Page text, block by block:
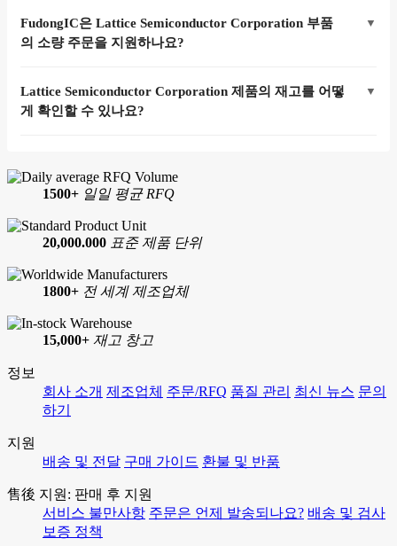
FudongIC은 Lattice Semiconductor Corporation 부품
의 소량 주문을 지원하나요?
▼
Lattice Semiconductor Corporation 제품의 재고를 어떻
게 확인할 수 있나요?
▼
1500+ 일일 평균 RFQ
20,000.000 표준 제품 단위
1800+ 전 세계 제조업체
15,000+ 재고 창고
정보
회사 소개 제조업체 주문/RFQ 품질 관리 최신 뉴스 문의
하기
지원
배송 및 전달 구매 가이드 환불 및 반품
售後 지원: 판매 후 지원
서비스 불만사항 주문은 언제 발송되나요? 배송 및 검사
보증 정책